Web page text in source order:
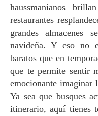
haussmanianos
restaurantes
grandes almacenes
navideña. Y eso no
baratos que en
que te permite sentir
emocionante imaginar
Ya sea que busques
itinerario, aquí tienes